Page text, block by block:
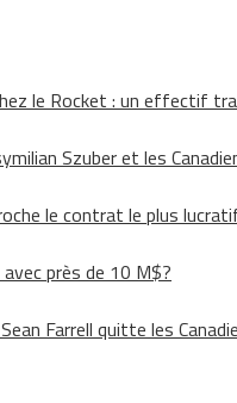
le Rocket : un effectif
Szuber et les
le contrat le plus
près de 10 M$?
Farrell quitte les